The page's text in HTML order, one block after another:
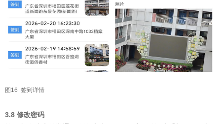
图16 签到详情
3.8 修改密码